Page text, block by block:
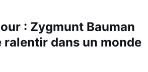
: Zygmunt Bauman
ralentir dans un monde